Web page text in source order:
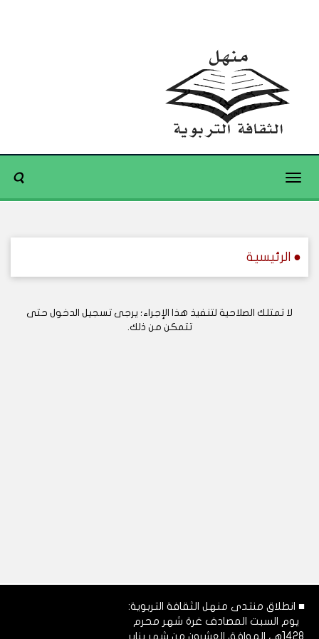
Toggle
● الرئيسية
لا تمتلك الصلاحية لتنفيذ هذا الإجراء؛ يرجى تسجيل الدخول حتى
تتمكن من ذلك.
■ انطلاق منتدى منهل الثقافة التربوية:
يوم السبت المصادف غرة شهر محرم
1428هـ، الموافق العشرون من شهر يناير